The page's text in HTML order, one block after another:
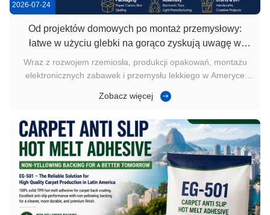
2026-07-24
Od projektów domowych po montaż przemysłowy:
łatwe w użyciu glebki na gorąco zyskują uwagę w
Ameryce Południowej
Wraz z rozwojem rzemiosła, produkcji opakowań, montażu
elektronicznych zabawek i przemysłu lekkiego w Ameryce
nakładania, szybkie wiązanie się i kompatybilne z pistoletem
wymagają złożonego ...
Zobacz więcej